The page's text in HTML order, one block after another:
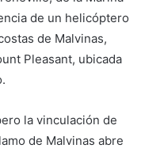
de un helicóptero
de Malvinas,
Pleasant, ubicada
la vinculación de
de Malvinas abre